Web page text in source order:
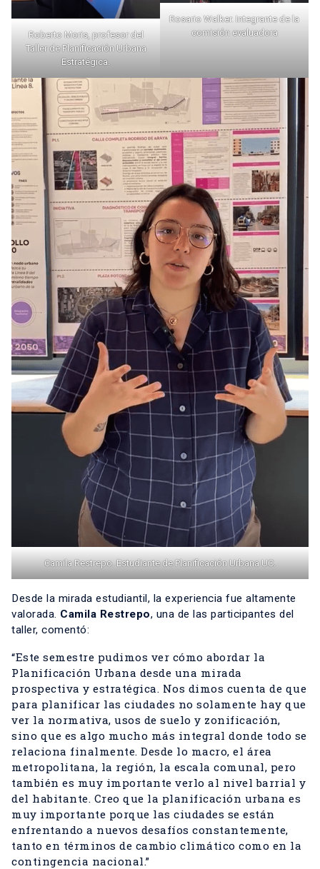
Roberto Moris, profesor del
Taller de Planificación Urbana
Estratégica.
Rosario Walker. Integrante de la
comisión evaluadora
Camila Restrepo. Estudiante de Planificación Urbana UC.
Desde la mirada estudiantil, la experiencia fue altamente
valorada. Camila Restrepo, una de las participantes del
taller, comentó:
“Este semestre pudimos ver cómo abordar la
Planificación Urbana desde una mirada
prospectiva y estratégica. Nos dimos cuenta de que
para planificar las ciudades no solamente hay que
ver la normativa, usos de suelo y zonificación,
sino que es algo mucho más integral donde todo se
relaciona finalmente. Desde lo macro, el área
metropolitana, la región, la escala comunal, pero
también es muy importante verlo al nivel barrial y
del habitante. Creo que la planificación urbana es
muy importante porque las ciudades se están
enfrentando a nuevos desafíos constantemente,
tanto en términos de cambio climático como en la
contingencia nacional.”